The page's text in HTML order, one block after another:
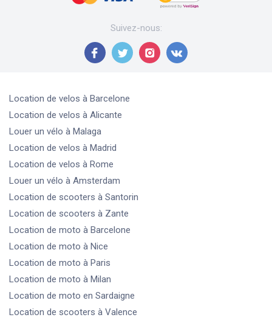
Suivez-nous:
Location de velos à Barcelone
Location de velos à Alicante
Louer un vélo à Malaga
Location de velos à Madrid
Location de velos à Rome
Louer un vélo à Amsterdam
Location de scooters à Santorin
Location de scooters à Zante
Location de moto à Barcelone
Location de moto à Nice
Location de moto à Paris
Location de moto à Milan
Location de moto en Sardaigne
Location de scooters à Valence